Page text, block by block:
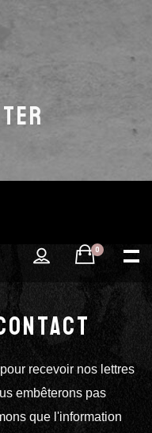
0
recevoir nos lettres
embêterons pas
que l'information